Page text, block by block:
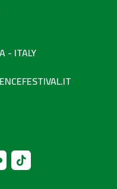
- ITALY